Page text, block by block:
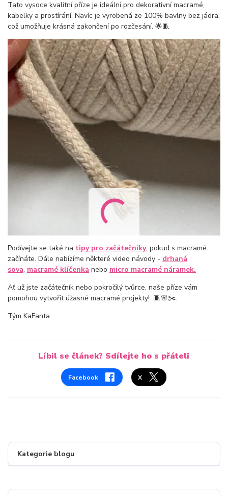
Kategorie blogu
Tato vysoce kvalitní příze je ideální pro dekorativní macramé,
kabelky a prostírání. Navíc je vyrobená ze 100% bavlny bez jádra,
což umožňuje krásná zakončení po rozčesání. 🌟🧵
Podívejte se také na tipy pro začátečníky, pokud s macramé
začínáte. Dále nabízíme některé video návody - drhaná
sova, macramé klíčenka nebo micro macramé náramek.
Ať už jste začátečník nebo pokročilý tvůrce, naše příze vám
pomohou vytvořit úžasné macramé projekty! 🧵🌸✂️.
Tým KaFanta
Líbil se článek? Sdílejte ho s přáteli
Facebook